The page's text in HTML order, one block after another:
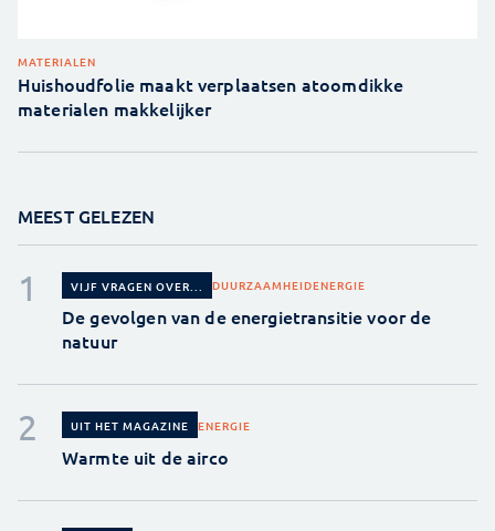
MATERIALEN
Huishoudfolie maakt verplaatsen atoomdikke
materialen makkelijker
MEEST GELEZEN
VIJF VRAGEN OVER... DUURZAAMHEIDENERGIE
De gevolgen van de energietransitie voor de
natuur
UIT HET MAGAZINE ENERGIE
Warmte uit de airco